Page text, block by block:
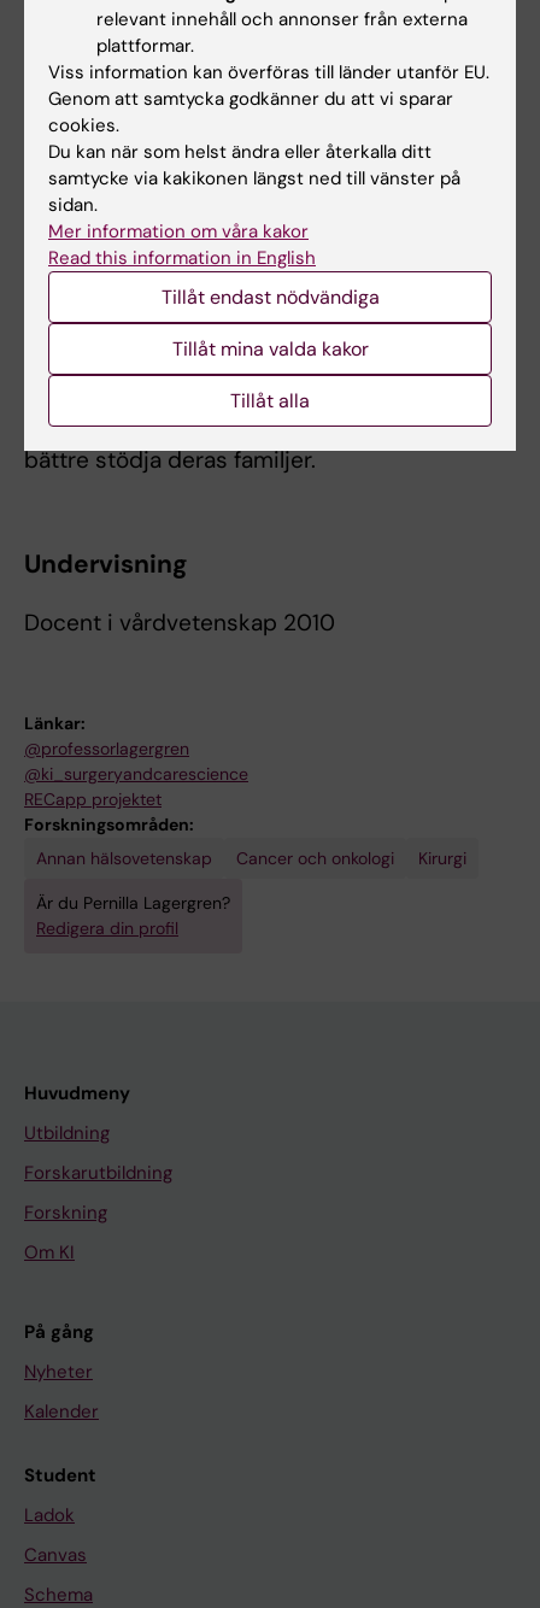
för utvecklingen av en digital plattform
RECapp-plattformen
stödja patienter i efterbehandlingsfasen och
som nu ska testas i en nationell randomiserad
kontrollerad studie.
Forskargruppen främjar aktivt
patientmedverkan i forskning
etablerad patientpartnerskapsgrupp sedan
2016.
Slutligen syftar denna forskning till att bidra till
en mer personcentrerad, responsiv och jämlik
vård för patienter som återhämtar sig från
matstrups- och magsäckscancer, samt till att
bättre stödja deras familjer.
Undervisning
Docent i vårdvetenskap 2010
Länkar:
@professorlagergren
@ki_surgeryandcarescience
RECapp projektet
Forskningsområden:
Annan hälsovetenskap
Cancer och onkologi Kirurgi
Är du Pernilla Lagergren?
Redigera din profil
Huvudmeny
Utbildning
Forskarutbildning
Forskning
Om KI
På gång
Nyheter
Kalender
Student
Ladok
Canvas
Schema
relevant innehåll och annonser från externa
plattformar.
Viss information kan överföras till länder utanför EU.
Genom att samtycka godkänner du att vi sparar
cookies.
Du kan när som helst ändra eller återkalla ditt
samtycke via kakikonen längst ned till vänster på
sidan.
Mer information om våra kakor
Read this information in English
Tillåt endast nödvändiga
Tillåt mina valda kakor
Tillåt alla